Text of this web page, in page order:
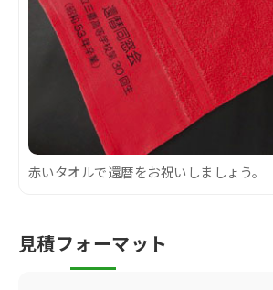
赤いタオルで還暦をお祝いしましょう。
見積フォーマット